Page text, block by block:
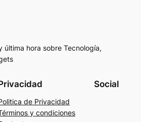
última hora sobre Tecnología,
de Privacidad
y condiciones
Social